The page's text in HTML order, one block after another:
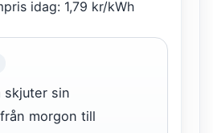
idag: 1,79 kr/kWh
skjuter sin
morgon till